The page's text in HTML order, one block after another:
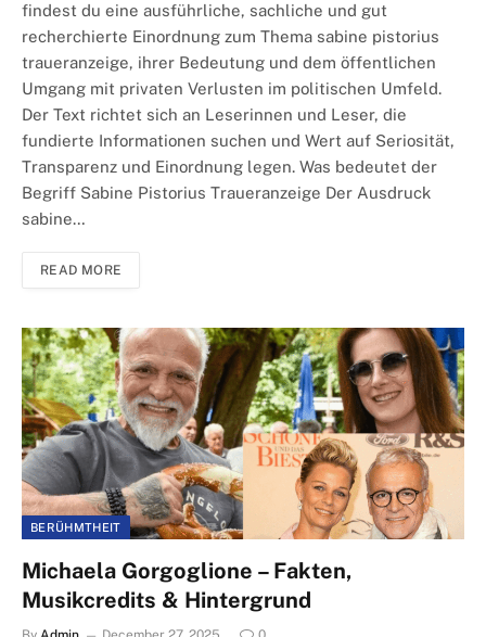
findest du eine ausführliche, sachliche und gut
recherchierte Einordnung zum Thema sabine pistorius
traueranzeige, ihrer Bedeutung und dem öffentlichen
Umgang mit privaten Verlusten im politischen Umfeld.
Der Text richtet sich an Leserinnen und Leser, die
fundierte Informationen suchen und Wert auf Seriosität,
Transparenz und Einordnung legen. Was bedeutet der
Begriff Sabine Pistorius Traueranzeige Der Ausdruck
sabine…
READ MORE
BERÜHMTHEIT
Michaela Gorgoglione – Fakten,
Musikcredits & Hintergrund